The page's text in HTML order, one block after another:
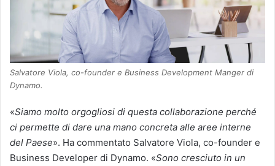
Salvatore Viola, co-founder e Business Development Manger di
Dynamo.
«Siamo molto orgogliosi di questa collaborazione perché
ci permette di dare una mano concreta alle aree interne
del Paese». Ha commentato Salvatore Viola, co-founder e
Business Developer di Dynamo. «Sono cresciuto in un